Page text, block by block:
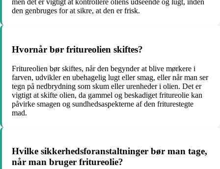
men det er vigtigt at kontrollere oliens udseende og lugt, inden
den genbruges for at sikre, at den er frisk.
Hvornår bør fritureolien skiftes?
Fritureolien bør skiftes, når den begynder at blive mørkere i
farven, udvikler en ubehagelig lugt eller smag, eller når man ser
tegn på nedbrydning som skum eller urenheder i olien. Det er
vigtigt at skifte olien, da gammel og beskadiget fritureolie kan
påvirke smagen og sundhedsaspekterne af den friturestegte
mad.
Hvilke sikkerhedsforanstaltninger bør man tage,
når man bruger fritureolie?